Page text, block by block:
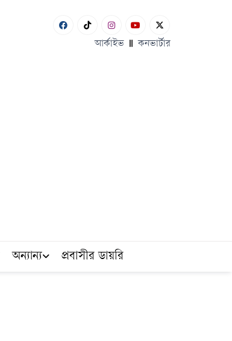
আর্কাইভ কনভার্টার
অন্যান্য প্রবাসীর ডায়রি